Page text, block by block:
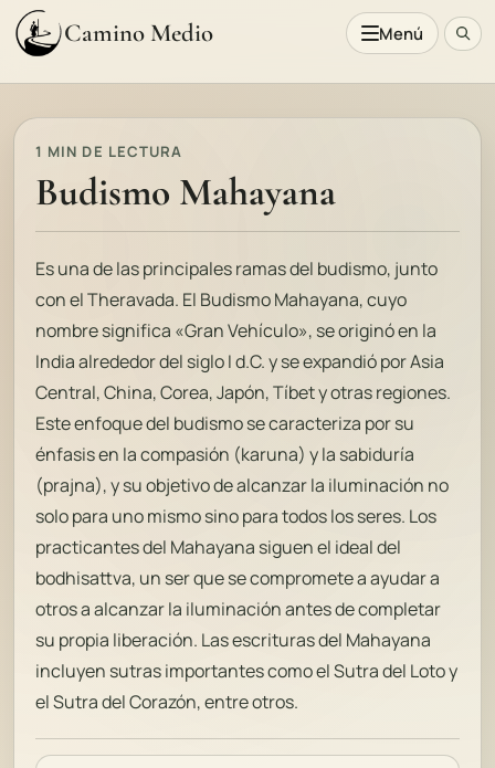
Camino Medio Menú
1 MIN DE LECTURA
Budismo Mahayana
Es una de las principales ramas del budismo, junto
con el Theravada. El Budismo Mahayana, cuyo
nombre significa «Gran Vehículo», se originó en la
India alrededor del siglo I d.C. y se expandió por Asia
Central, China, Corea, Japón, Tíbet y otras regiones.
Este enfoque del budismo se caracteriza por su
énfasis en la compasión (karuna) y la sabiduría
(prajna), y su objetivo de alcanzar la iluminación no
solo para uno mismo sino para todos los seres. Los
practicantes del Mahayana siguen el ideal del
bodhisattva, un ser que se compromete a ayudar a
otros a alcanzar la iluminación antes de completar
su propia liberación. Las escrituras del Mahayana
incluyen sutras importantes como el Sutra del Loto y
el Sutra del Corazón, entre otros.